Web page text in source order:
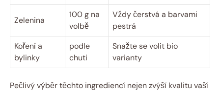
Zelenina
100 g na
volbě
Vždy čerstvá a barvami
pestrá
Koření a
bylinky
podle
chuti
Snažte se volit bio
varianty
Pečlivý výběr těchto ingrediencí nejen zvýší kvalitu vaší